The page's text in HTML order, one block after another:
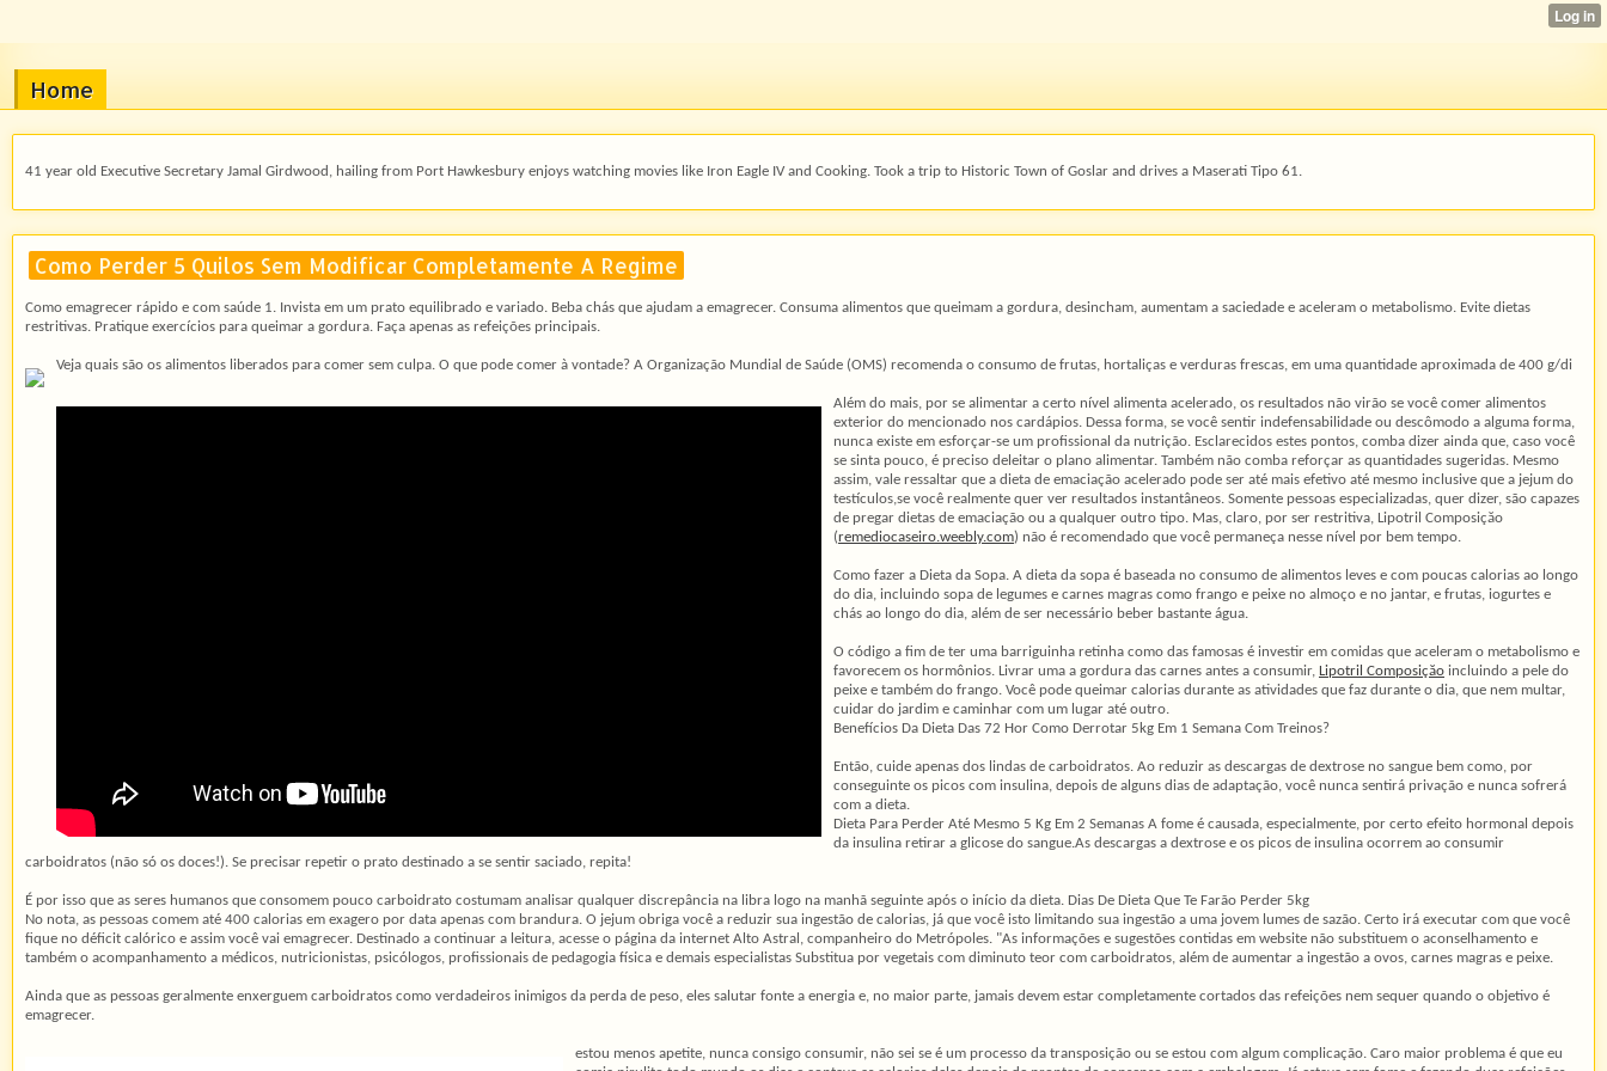
Home
41 year old Executive Secretary Jamal Girdwood, hailing from Port Hawkesbury enjoys watching movies like Iron Eagle IV and Cooking. Took a trip to Historic Town of Goslar and drives a Maserati Tipo 61.
Como Perder 5 Quilos Sem Modificar Completamente A Regime
Como emagrecer rápido e com saúde 1. Invista em um prato equilibrado e variado. Beba chás que ajudam a emagrecer. Consuma alimentos que queimam a gordura, desincham, aumentam a saciedade e aceleram o metabolismo. Evite dietas
restritivas. Pratique exercícios para queimar a gordura. Faça apenas as refeições principais.
Veja quais são os alimentos liberados para comer sem culpa. O que pode comer à vontade? A Organização Mundial de Saúde (OMS) recomenda o consumo de frutas, hortaliças e verduras frescas, em uma quantidade aproximada de 400 g/di
Além do mais, por se alimentar a certo nível alimenta acelerado, os resultados não virão se você comer alimentos
exterior do mencionado nos cardápios. Dessa forma, se você sentir indefensabilidade ou descômodo a alguma forma,
nunca existe em esforçar-se um profissional da nutrição. Esclarecidos estes pontos, comba dizer ainda que, caso você
se sinta pouco, é preciso deleitar o plano alimentar. Também não comba reforçar as quantidades sugeridas. Mesmo
assim, vale ressaltar que a dieta de emaciação acelerado pode ser até mais efetivo até mesmo inclusive que a jejum do
testículos,se você realmente quer ver resultados instantâneos. Somente pessoas especializadas, quer dizer, são capazes
de pregar dietas de emaciação ou a qualquer outro tipo. Mas, claro, por ser restritiva, Lipotril Composiçăo
(remediocaseiro.weebly.com) não é recomendado que você permaneça nesse nível por bem tempo.
Como fazer a Dieta da Sopa. A dieta da sopa é baseada no consumo de alimentos leves e com poucas calorias ao longo
do dia, incluindo sopa de legumes e carnes magras como frango e peixe no almoço e no jantar, e frutas, iogurtes e
chás ao longo do dia, além de ser necessário beber bastante água.
O código a fim de ter uma barriguinha retinha como das famosas é investir em comidas que aceleram o metabolismo e
favorecem os hormônios. Livrar uma a gordura das carnes antes a consumir, Lipotril Composiçăo incluindo a pele do
peixe e também do frango. Você pode queimar calorias durante as atividades que faz durante o dia, que nem multar,
cuidar do jardim e caminhar com um lugar até outro.
Benefícios Da Dieta Das 72 Hor Como Derrotar 5kg Em 1 Semana Com Treinos?
Então, cuide apenas dos lindas de carboidratos. Ao reduzir as descargas de dextrose no sangue bem como, por
conseguinte os picos com insulina, depois de alguns dias de adaptação, você nunca sentirá privação e nunca sofrerá
com a dieta.
Dieta Para Perder Até Mesmo 5 Kg Em 2 Semanas A fome é causada, especialmente, por certo efeito hormonal depois
da insulina retirar a glicose do sangue.As descargas a dextrose e os picos de insulina ocorrem ao consumir
carboidratos (não só os doces!). Se precisar repetir o prato destinado a se sentir saciado, repita!
É por isso que as seres humanos que consomem pouco carboidrato costumam analisar qualquer discrepância na libra logo na manhã seguinte após o início da dieta. Dias De Dieta Que Te Farão Perder 5kg
No nota, as pessoas comem até 400 calorias em exagero por data apenas com brandura. O jejum obriga você a reduzir sua ingestão de calorias, já que você isto limitando sua ingestão a uma jovem lumes de sazão. Certo irá executar com que você
fique no déficit calórico e assim você vai emagrecer. Destinado a continuar a leitura, acesse o página da internet Alto Astral, companheiro do Metrópoles. "As informações e sugestões contidas em website não substituem o aconselhamento e
também o acompanhamento a médicos, nutricionistas, psicólogos, profissionais de pedagogia física e demais especialistas Substitua por vegetais com diminuto teor com carboidratos, além de aumentar a ingestão a ovos, carnes magras e peixe.
Ainda que as pessoas geralmente enxerguem carboidratos como verdadeiros inimigos da perda de peso, eles salutar fonte a energia e, no maior parte, jamais devem estar completamente cortados das refeições nem sequer quando o objetivo é
emagrecer.
estou menos apetite, nunca consigo consumir, não sei se é um processo da transposição ou se estou com algum complicação. Caro maior problema é que eu